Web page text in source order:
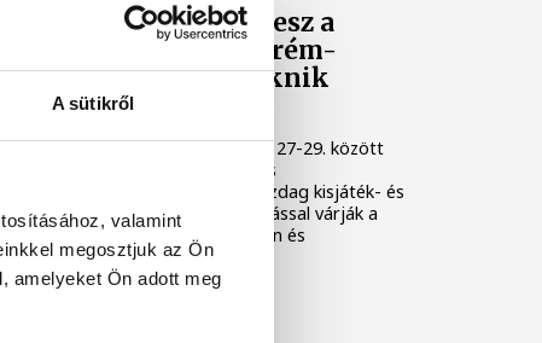
A sütikről
valamint
megosztjuk az Ön
amelyeket Ön adott meg
Osvárt Andrea lesz a
megújult Veszprém-
Balaton Filmpiknik
házigazdája
A Filmpikniken augusztus 27-29. között
csaknem hatvan játék- és
dokumentumfilmmel, gazdag kisjáték- és
animációs filmes válogatással várják a
közönséget Veszprémben és
Balatonfüreden.